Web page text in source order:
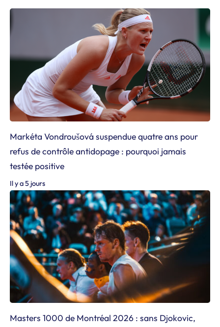
Markéta Vondroušová suspendue quatre ans pour
refus de contrôle antidopage : pourquoi jamais
testée positive
Il y a 5 jours
Masters 1000 de Montréal 2026 : sans Djokovic,